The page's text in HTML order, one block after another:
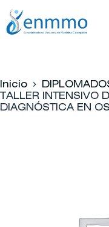
contenido
Inicio
TALLER INTENSIVO
DIAGNÓSTICA EN